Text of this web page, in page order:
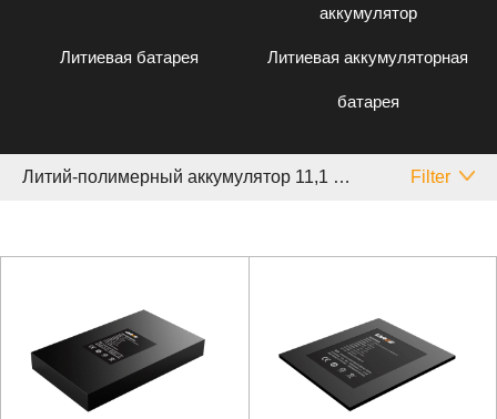
аккумулятор
Литиевая батарея Литиевая аккумуляторная
батарея
Литий-полимерный аккумулятор 11,1 V Медицинское Filter